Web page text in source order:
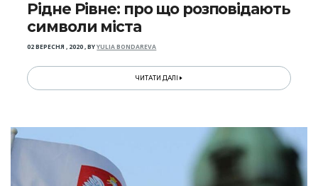
Рідне Рівне: про що розповідають
символи міста
02 ВЕРЕСНЯ , 2020,BYYULIA BONDAREVA
ЧИТАТИ ДАЛІ